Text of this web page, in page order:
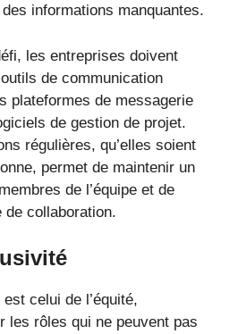
informations manquantes.
les entreprises doivent
de communication
plateformes de messagerie
de gestion de projet.
régulières, qu’elles soient
permet de maintenir un
de l’équipe et de
collaboration.
celui de l’équité,
les rôles qui ne peuvent pas